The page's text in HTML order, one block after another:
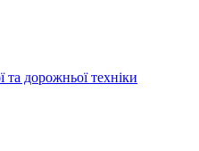
та дорожньої техніки